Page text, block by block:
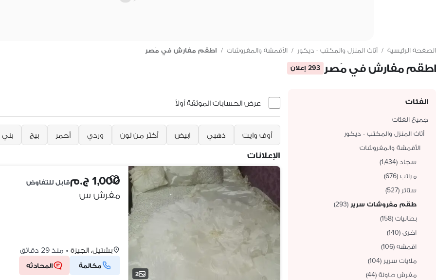
الصفحة الرئيسية / أثاث المنزل والمكتب - ديكور / الأقمشة والمفروشات / اطقم مفارش في مَصر
اطقم مفارش في مَصر 293 إعلان
الفئات
جميع الفئات
أثاث المنزل والمكتب - ديكور
الأقمشة والمفروشات
سجاد (
1,434
)
مراتب (
676
)
ستائر (
527
)
طقم مفروشات سرير (
293
)
بطانيات (
158
)
اخرى (
140
)
اقمشه (
106
)
ملايات سرير (
104
)
مفرش طاولة (
44
)
عرض الحسابات الموثقة أولاً
أوف وايت ذهبي ابيض أكثر من لون وردي أحمر بيج بني
الإعلانات
2
1,000 ج.م قابل للتفاوض
مفرش س
بشتيل، الجيزة • منذ 29 دقائق
مكالمة المحادثه